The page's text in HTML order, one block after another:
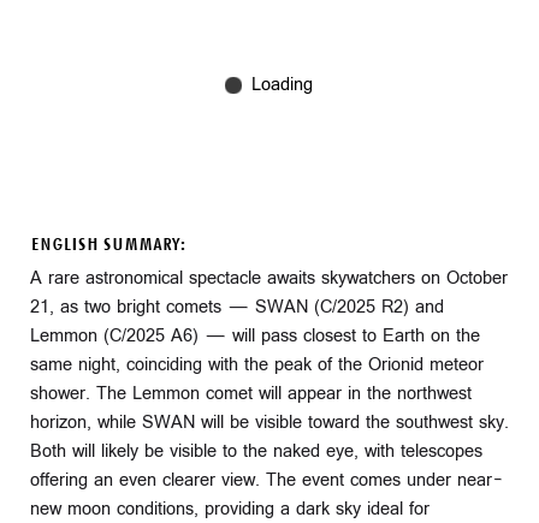
ENGLISH SUMMARY:
A rare astronomical spectacle awaits skywatchers on October
21, as two bright comets — SWAN (C/2025 R2) and
Lemmon (C/2025 A6) — will pass closest to Earth on the
same night, coinciding with the peak of the Orionid meteor
shower. The Lemmon comet will appear in the northwest
horizon, while SWAN will be visible toward the southwest sky.
Both will likely be visible to the naked eye, with telescopes
offering an even clearer view. The event comes under near-
new moon conditions, providing a dark sky ideal for